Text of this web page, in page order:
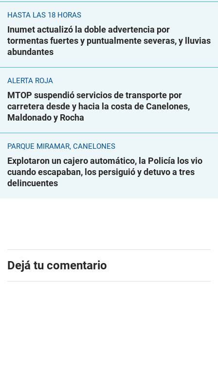
HASTA LAS 18 HORAS
Inumet actualizó la doble advertencia por
tormentas fuertes y puntualmente severas, y lluvias
abundantes
ALERTA ROJA
MTOP suspendió servicios de transporte por
carretera desde y hacia la costa de Canelones,
Maldonado y Rocha
PARQUE MIRAMAR, CANELONES
Explotaron un cajero automático, la Policía los vio
cuando escapaban, los persiguió y detuvo a tres
delincuentes
Dejá tu comentario